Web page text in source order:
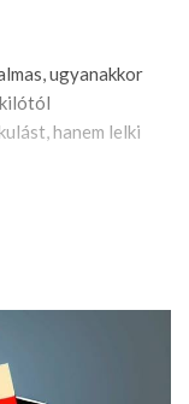
ugyanakkor
hanem lelki